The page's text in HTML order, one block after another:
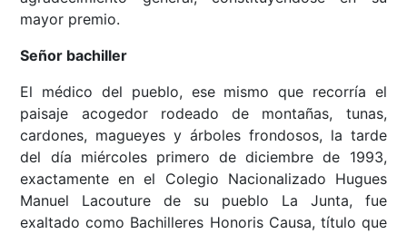
mayor premio.
Señor bachiller
El médico del pueblo, ese mismo que recorría el
paisaje acogedor rodeado de montañas, tunas,
cardones, magueyes y árboles frondosos, la tarde
del día miércoles primero de diciembre de 1993,
exactamente en el Colegio Nacionalizado Hugues
Manuel Lacouture de su pueblo La Junta, fue
exaltado como Bachilleres Honoris Causa, título que